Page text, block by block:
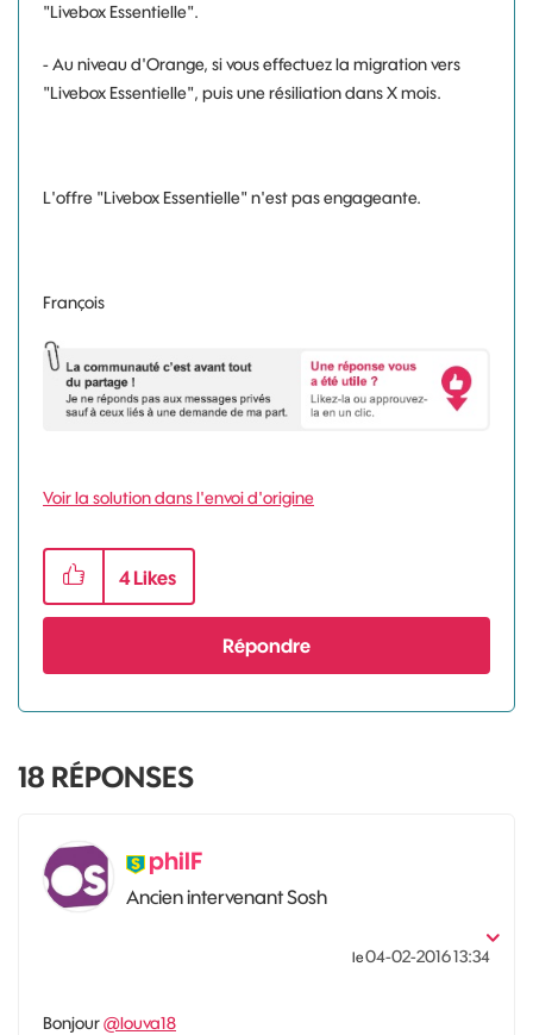
"Livebox Essentielle".
- Au niveau d'Orange, si vous effectuez la migration vers
"Livebox Essentielle", puis une résiliation dans X mois.
L'offre "Livebox Essentielle" n'est pas engageante.
François
Voir la solution dans l'envoi d'origine
4Likes
Répondre
18 RÉPONSES
philF
Ancien intervenant Sosh
le‎04-02-201613:34
Bonjour@louva18